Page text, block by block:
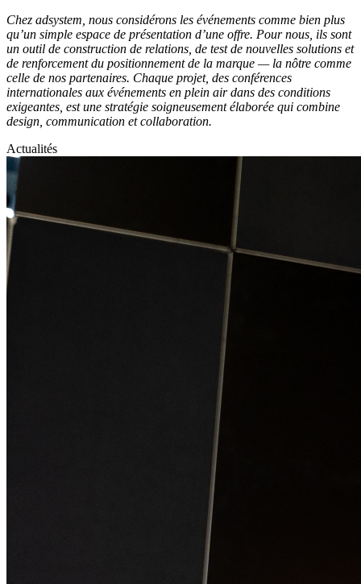
Chez adsystem, nous considérons les événements comme bien plus
qu’un simple espace de présentation d’une offre. Pour nous, ils sont
un outil de construction de relations, de test de nouvelles solutions et
de renforcement du positionnement de la marque — la nôtre comme
celle de nos partenaires. Chaque projet, des conférences
internationales aux événements en plein air dans des conditions
exigeantes, est une stratégie soigneusement élaborée qui combine
design, communication et collaboration.
Actualités